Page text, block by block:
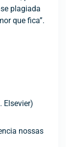
plagiada
que fica”.
Elsevier)
nossas